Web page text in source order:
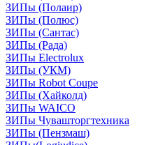
ЗИПы (Полаир)
ЗИПы (Полюс)
ЗИПы (Сантас)
ЗИПы (Рада)
ЗИПы Electrolux
ЗИПы (УКМ)
ЗИПы Robot Coupe
ЗИПы (Хайколд)
ЗИПы WAICO
ЗИПы Чувашторгтехника
ЗИПы (Пензмаш)